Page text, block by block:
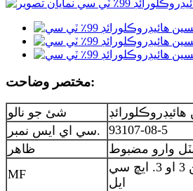
مختصر وضاحت:
شئ جو نالو
سي اي ايس نمبر.
93107-08-5
ظاهر
وارو مضبوط
MF
سي 17 ايڇ 18 ايف اين 3 او 3. ايڇ سي
ايل